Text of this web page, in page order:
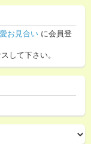
お見合い に会員登
して下さい。